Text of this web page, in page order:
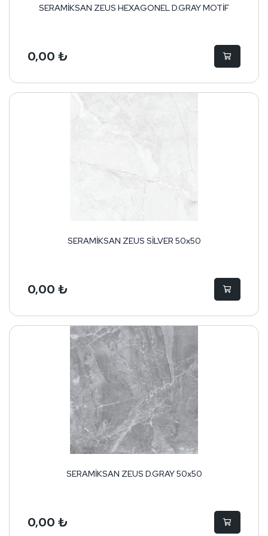
SERAMİKSAN ZEUS HEXAGONEL D.GRAY MOTİF
0,00 ₺
SERAMİKSAN ZEUS SİLVER 50x50
0,00 ₺
SERAMİKSAN ZEUS D.GRAY 50x50
0,00 ₺